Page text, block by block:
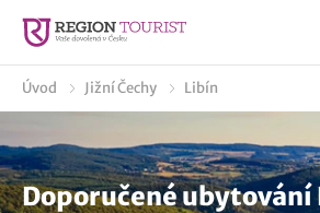
Úvod Jižní Čechy Libín
Doporučené ubytování